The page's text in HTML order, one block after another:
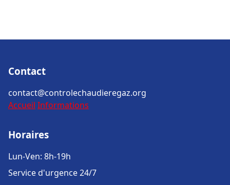
Contact
contact@controlechaudieregaz.org
Accueil Informations
Horaires
Lun-Ven: 8h-19h
Service d'urgence 24/7